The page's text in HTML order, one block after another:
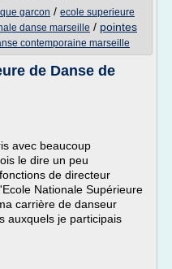
garcon / ecole superieure
danse marseille / pointes
contemporaine marseille
de Danse de
avec beaucoup
le dire un peu
de directeur
Nationale Supérieure
carrière de danseur
auxquels je participais